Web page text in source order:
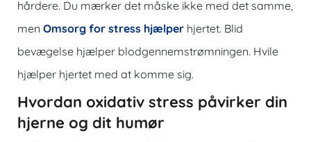
hårdere. Du mærker det måske ikke med det samme,
men Omsorg for stress hjælper hjertet. Blid
bevægelse hjælper blodgennemstrømningen. Hvile
hjælper hjertet med at komme sig.
Hvordan oxidativ stress påvirker din
hjerne og dit humør